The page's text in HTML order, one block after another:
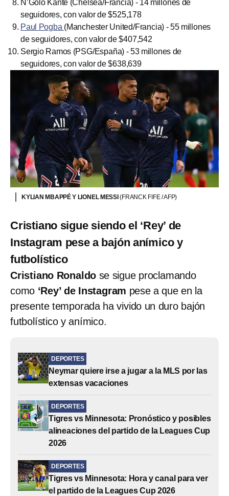
N’Golo Kanté (Chelsea/Francia) - 14 millones de
seguidores, con valor de $525,178
Paul Pogba (Manchester United/Francia) - 55 millones
de seguidores, con valor de $407,542
Sergio Ramos (PSG/España) - 53 millones de
seguidores, con valor de $638,639
KYLIAN MBAPPÉ Y LIONEL MESSI(FRANCK FIFE / AFP)
Cristiano sigue siendo el ‘Rey’ de
Instagram pese a bajón anímico y
futbolístico
Cristiano Ronaldo se sigue proclamando
como ‘Rey’ de Instagram pese a que en la
presente temporada ha vivido un duro bajón
futbolístico y anímico.
DEPORTES
Neymar quiere irse a jugar a la MLS por las
extensas vacaciones
DEPORTES
Tigres vs Minnesota: Pronóstico y posibles
alineaciones del partido de la Leagues Cup
2026
DEPORTES
Tigres vs Minnesota: Hora y canal para ver
el partido de la Leagues Cup 2026